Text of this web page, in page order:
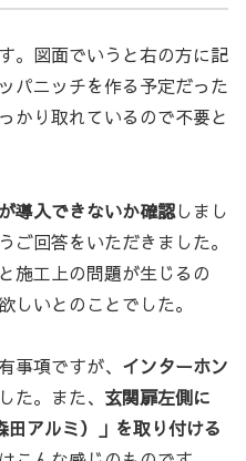
。図面でいうと右の方に記
パニッチを作る予定だった
かり取れているので不要と
導入できないか確認しまし
ご回答をいただきました。
施工上の問題が生じるの
しいとのことでした。
事項ですが、 インターホン
た。また、 玄関扉左側に
田アルミ）」を取り付ける